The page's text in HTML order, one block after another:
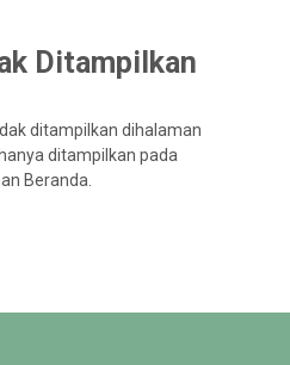
Ditampilkan
ditampilkan dihalaman
ditampilkan pada
Beranda.